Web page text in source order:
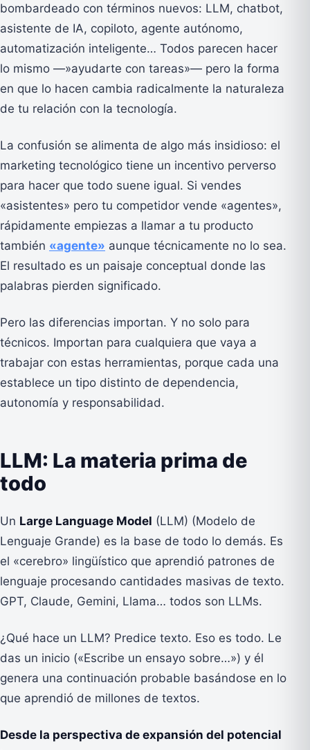
bombardeado con términos nuevos: LLM, chatbot,
asistente de IA, copiloto, agente autónomo,
automatización inteligente… Todos parecen hacer
lo mismo —»ayudarte con tareas»— pero la forma
en que lo hacen cambia radicalmente la naturaleza
de tu relación con la tecnología.
La confusión se alimenta de algo más insidioso: el
marketing tecnológico tiene un incentivo perverso
para hacer que todo suene igual. Si vendes
«asistentes» pero tu competidor vende «agentes»,
rápidamente empiezas a llamar a tu producto
también «agente» aunque técnicamente no lo sea.
El resultado es un paisaje conceptual donde las
palabras pierden significado.
Pero las diferencias importan. Y no solo para
técnicos. Importan para cualquiera que vaya a
trabajar con estas herramientas, porque cada una
establece un tipo distinto de dependencia,
autonomía y responsabilidad.
LLM: La materia prima de
todo
Un Large Language Model (LLM) (Modelo de
Lenguaje Grande) es la base de todo lo demás. Es
el «cerebro» lingüístico que aprendió patrones de
lenguaje procesando cantidades masivas de texto.
GPT, Claude, Gemini, Llama… todos son LLMs.
¿Qué hace un LLM? Predice texto. Eso es todo. Le
das un inicio («Escribe un ensayo sobre…») y él
genera una continuación probable basándose en lo
que aprendió de millones de textos.
Desde la perspectiva de expansión del potencial